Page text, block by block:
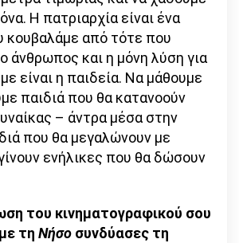
Η πατριαρχία είναι ένα
κουβαλάμε από τότε που
άνθρωπος και η μόνη λύση για
είναι η παιδεία. Να μάθουμε
παιδιά που θα κατανοούν
– άντρα μέσα στην
που θα μεγαλώνουν με
ενήλικες που θα δώσουν
του κινηματογραφικού σου
τη Νήσο συνδύασες τη